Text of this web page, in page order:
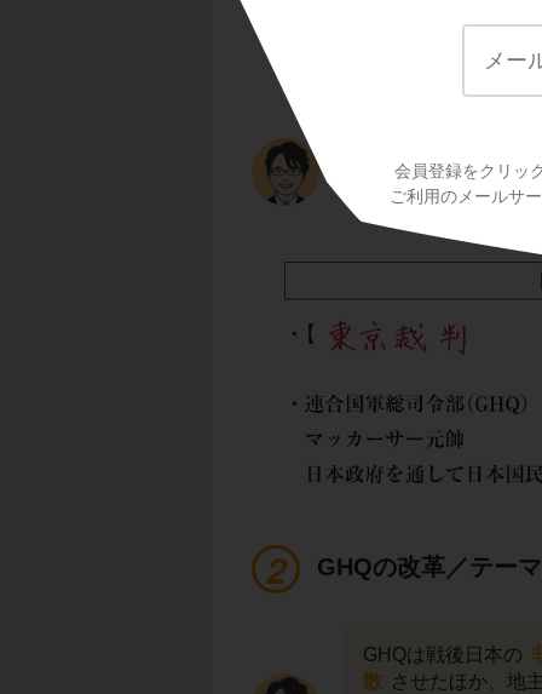
会員登録をクリッ
ご利用のメールサ
れたのです。
GHQの改革／テー
GHQは戦後日本の
散 させたほか、地